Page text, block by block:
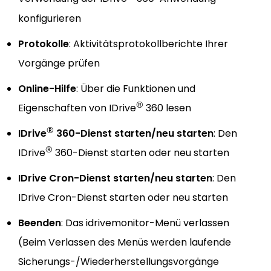
konfigurieren
Protokolle: Aktivitätsprotokollberichte Ihrer
Vorgänge prüfen
Online-Hilfe: Über die Funktionen und
Eigenschaften von IDrive® 360 lesen
IDrive® 360-Dienst starten/neu starten: Den
IDrive® 360-Dienst starten oder neu starten
IDrive Cron-Dienst starten/neu starten: Den
IDrive Cron-Dienst starten oder neu starten
Beenden: Das idrivemonitor-Menü verlassen
(Beim Verlassen des Menüs werden laufende
Sicherungs-/Wiederherstellungsvorgänge